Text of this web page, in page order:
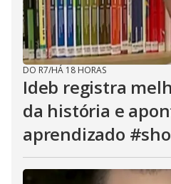
DO R7/HÁ 18 HORAS
Ideb registra
da história e
aprendizado